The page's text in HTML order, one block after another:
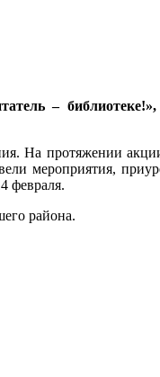
–
На протяжении
мероприятия,
февраля.
района.